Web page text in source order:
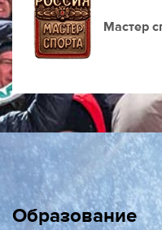
Мастер
Образование